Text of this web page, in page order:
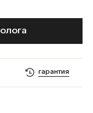
гарантия